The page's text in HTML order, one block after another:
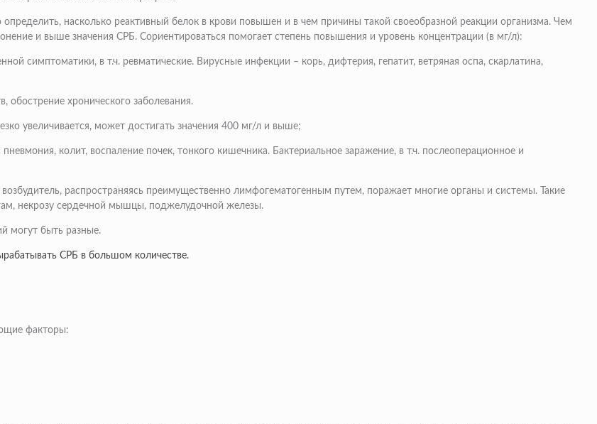
насколько реактивный белок в крови повышен и в чем причины такой своеобразной реакции организма. Чем
и выше значения СРБ. Сориентироваться помогает степень повышения и уровень концентрации (в мг/л):
симптоматики, в т.ч. ревматические. Вирусные инфекции – корь, дифтерия, гепатит, ветряная оспа, скарлатина,
обострение хронического заболевания.
увеличивается, может достигать значения 400 мг/л и выше;
колит, воспаление почек, тонкого кишечника. Бактериальное заражение, в т.ч. послеоперационное и
распространяясь преимущественно лимфогематогенным путем, поражает многие органы и системы. Такие
некрозу сердечной мышцы, поджелудочной железы.
могут быть разные.
СРБ в большом количестве.
факторы: